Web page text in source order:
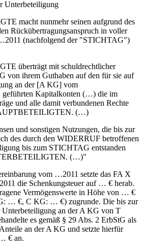
Unterbeteiligung
macht nunmehr seinen aufgrund des
Rückübertragungsanspruch in voller
(nachfolgend der "STICHTAG")
überträgt mit schuldrechtlicher
von ihrem Guthaben auf den für sie auf
an der [A KG] vom
Kapitalkonten (…) die im
und alle damit verbundenen Rechte
(…)
und sonstigen Nutzungen, die bis zur
des durch den WIDERRUF betroffenen
bis zum STICHTAG entstanden
(…)"
vom …2011 setzte das FA X
die Schenkungsteuer auf … € herab.
Vermögenswerte in Höhe von … €
… €, C KG: … €) zugrunde. Die bis zur
Unterbeteiligung an der A KG von T
es gemäß § 29 Abs. 2 ErbStG als
an der A KG und setzte hierfür
€ an.